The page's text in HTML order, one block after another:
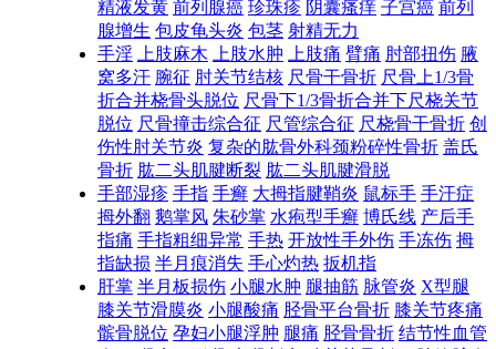
精液发黄 前列腺癌 珍珠疹 阴囊瘙痒 子宫癌 前列
腺增生 包皮龟头炎 包茎 射精无力
手淫 上肢麻木 上肢水肿 上肢痛 臂痛 肘部扭伤 腋
窝多汗 腕征 肘关节结核 尺骨干骨折 尺骨上1/3骨
折合并桡骨头脱位 尺骨下1/3骨折合并下尺桡关节
脱位 尺骨撞击综合征 尺管综合征 尺桡骨干骨折 创
伤性肘关节炎 复杂的肱骨外科颈粉碎性骨折 盖氏
骨折 肱二头肌腱断裂 肱二头肌腱滑脱
手部湿疹 手指 手癣 大拇指腱鞘炎 鼠标手 手汗症
拇外翻 鹅掌风 朱砂掌 水疱型手癣 博氏线 产后手
指痛 手指粗细异常 手热 开放性手外伤 手冻伤 拇
指缺损 半月痕消失 手心灼热 扳机指
肝掌 半月板损伤 小腿水肿 腿抽筋 脉管炎 X型腿
膝关节滑膜炎 小腿酸痛 胫骨平台骨折 膝关节疼痛
髌骨脱位 孕妇小腿浮肿 腿痛 胫骨骨折 结节性血管